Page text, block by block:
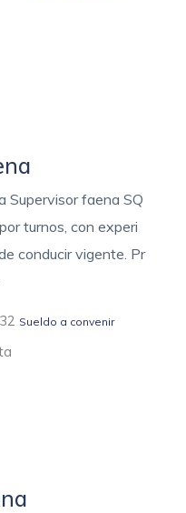
Supervisor faena SQ
turnos, con experi
conducir vigente. Pr
Sueldo a convenir